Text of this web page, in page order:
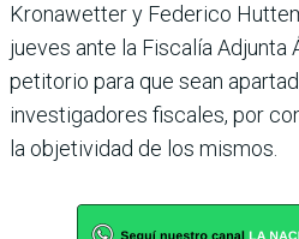
Kro­nawetter y Federico
jueves ante la Fiscalía Adjunta
petitorio para que sean
investigado­res fiscales, por
la objetividad de los mismos.